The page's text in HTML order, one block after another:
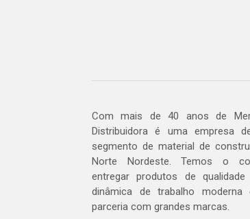
Com mais de 40 anos de
Distribuidora é uma empresa
segmento de material de
Norte Nordeste. Temos o
entregar produtos de
dinâmica de trabalho
parceria com grandes marcas.